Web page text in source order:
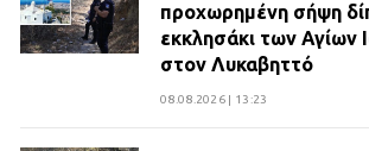
προχωρημένη σήψη
εκκλησάκι των Αγίων
στον Λυκαβηττό
08.08.2026 | 13:23